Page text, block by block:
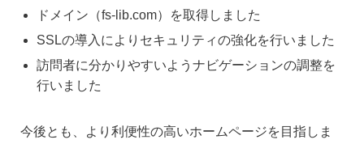
ドメイン（fs-lib.com）を取得しました
SSLの導入によりセキュリティの強化を行いました
訪問者に分かりやすいようナビゲーションの調整を
行いました
今後とも、より利便性の高いホームページを目指しま